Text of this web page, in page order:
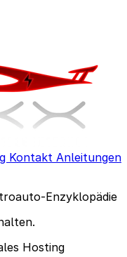
Kontakt Anleitungen
Enzyklopädie
Hosting